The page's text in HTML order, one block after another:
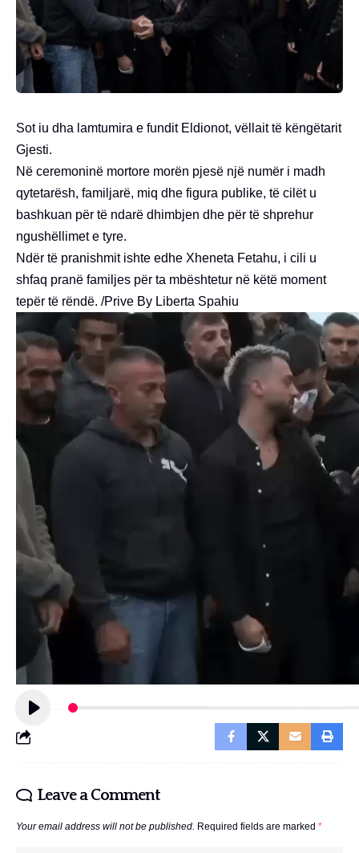
Sot iu dha lamtumira e fundit Eldionot, vëllait të këngëtarit
Gjesti.
Në ceremoninë mortore morën pjesë një numër i madh
qytetarësh, familjarë, miq dhe figura publike, të cilët u
bashkuan për të ndarë dhimbjen dhe për të shprehur
ngushëllimet e tyre.
Ndër të pranishmit ishte edhe Xheneta Fetahu, i cili u
shfaq pranë familjes për ta mbështetur në këtë moment
tepër të rëndë. /Prive By Liberta Spahiu
Player
Leave a Comment
Your email address will not be published. Required fields are marked *